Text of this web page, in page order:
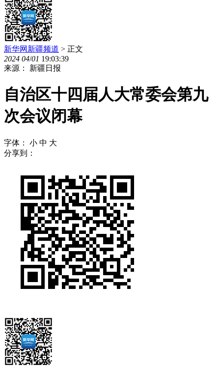
新华网新疆频道 > 正文
2024 04/01 19:03:39
来源： 新疆日报
自治区十四届人大常委会第九
次会议闭幕
字体： 小 中 大
分享到：